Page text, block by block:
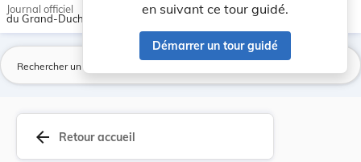
en suivant ce tour guidé.
Démarrer un tour guidé
Journal officiel
du Grand-Duché de Luxembourg
arrow_back Retour accueil